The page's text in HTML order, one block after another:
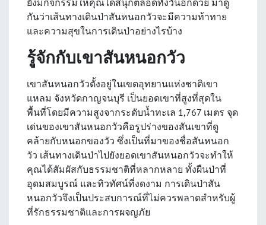
ยังมีกิจกรรมให้คุณได้สนุกตลอดทั้งวันอีกด้วย มาดู
กันว่าเส้นทางเดินป่าสันหนอกวัวจะมีความท้าทาย
และความสุขในการเดินป่าอย่างไรบ้าง
รู้จักกับเขาสันหนอกวัว
เขาสันหนอกวัวตั้งอยู่ในเขตอุทยานแห่งชาติเขา
แหลม จังหวัดกาญจนบุรี เป็นยอดเขาที่สูงที่สุดใน
พื้นที่โดยมีความสูงจากระดับน้ำทะเล 1,767 เมตร จุด
เด่นของเขาสันหนอกวัวคือรูปร่างของสันเขาที่ดู
คล้ายกับหนอกของวัว ซึ่งเป็นที่มาของชื่อสันหนอก
วัว เส้นทางเดินป่าไปยังยอดเขาสันหนอกวัวจะทำให้
คุณได้สัมผัสกับธรรมชาติที่หลากหลาย ทั้งผืนป่าที่
อุดมสมบูรณ์ และทิวทัศน์ที่งดงาม การเดินป่าสัน
หนอกวัวจึงเป็นประสบการณ์ที่ไม่ควรพลาดสำหรับผู้
ที่รักธรรมชาติและการผจญภัย